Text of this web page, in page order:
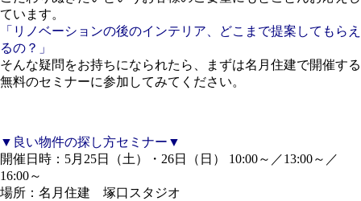
ています。
「リノベーションの後のインテリア、どこまで提案してもらえ
るの？」
そんな疑問をお持ちになられたら、まずは名月住建で開催する
無料のセミナーに参加してみてください。
▼良い物件の探し方セミナー▼
開催日時：5月25日（土）・26日（日） 10:00～／13:00～／
16:00～
場所：名月住建 塚口スタジオ